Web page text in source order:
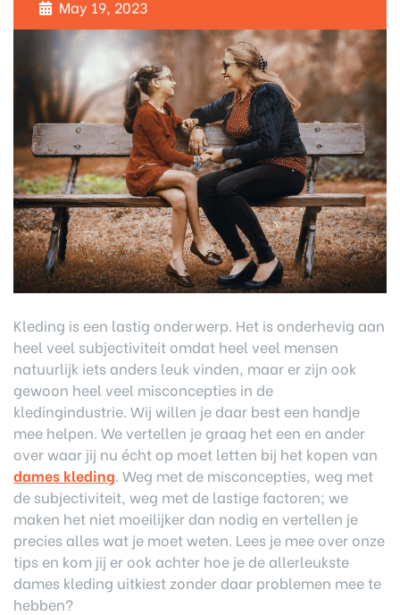
May 19, 2023
Kleding is een lastig onderwerp. Het is onderhevig aan
heel veel subjectiviteit omdat heel veel mensen
natuurlijk iets anders leuk vinden, maar er zijn ook
gewoon heel veel misconcepties in de
kledingindustrie. Wij willen je daar best een handje
mee helpen. We vertellen je graag het een en ander
over waar jij nu écht op moet letten bij het kopen van
dames kleding. Weg met de misconcepties, weg met
de subjectiviteit, weg met de lastige factoren; we
maken het niet moeilijker dan nodig en vertellen je
precies alles wat je moet weten. Lees je mee over onze
tips en kom jij er ook achter hoe je de allerleukste
dames kleding uitkiest zonder daar problemen mee te
hebben?